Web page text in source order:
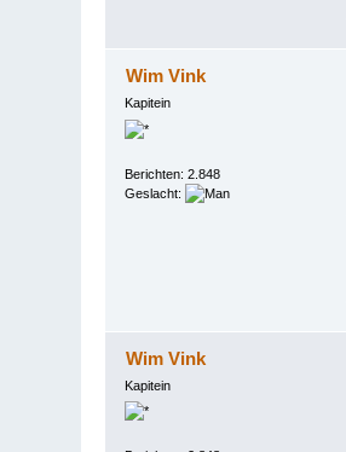
Wim Vink
Kapitein
Berichten: 2.848
Geslacht:
Wim Vink
Kapitein